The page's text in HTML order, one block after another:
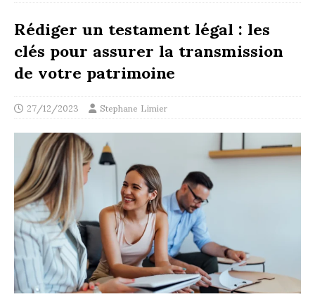
Rédiger un testament légal : les
clés pour assurer la transmission
de votre patrimoine
27/12/2023 Stephane Limier